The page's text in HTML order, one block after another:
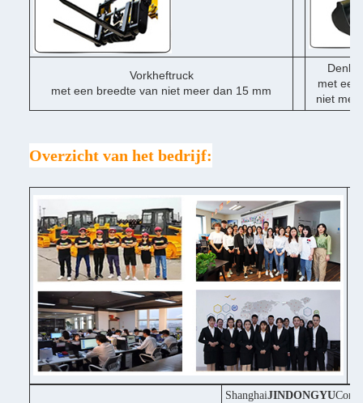
Vorkheftruck
met een breedte van niet meer dan 15 mm
met een
niet
Overzicht van het bedrijf:
ShanghaiJINDONGYU